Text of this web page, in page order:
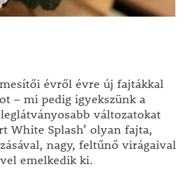
évről évre új fajtákkal
– mi pedig igyekszünk a
változatokat
White Splash’ olyan fajta,
nagy, feltűnő virágaival
emelkedik ki.